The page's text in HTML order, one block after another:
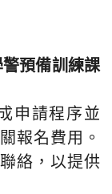
預備訓練課
申請程序並
報名費用。
絡，以提供